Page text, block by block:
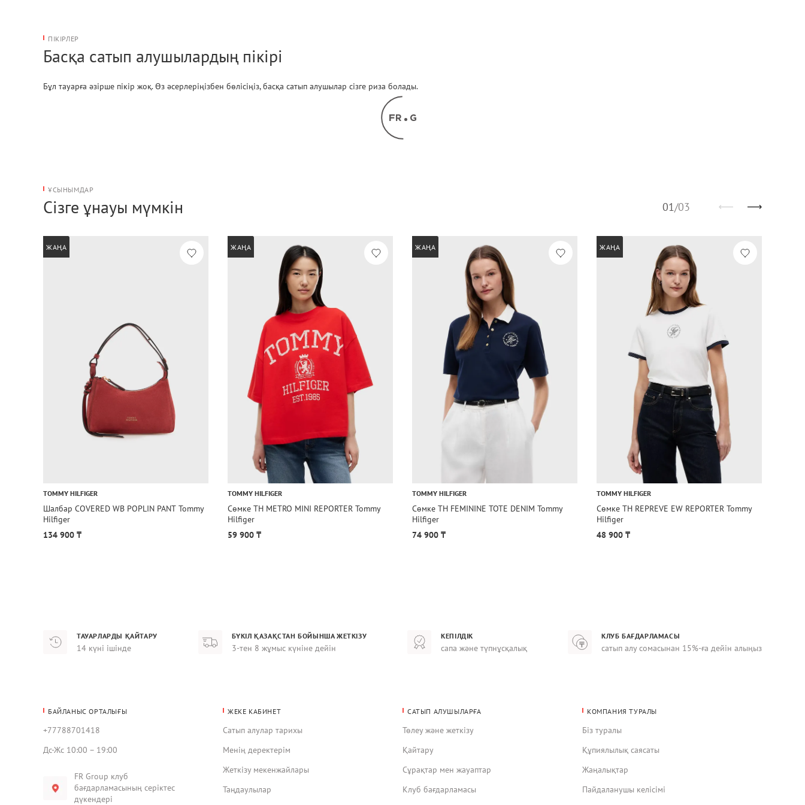
ПІКІРЛЕР
Басқа сатып алушылардың пікірі
Бұл тауарға әзірше пікір жоқ. Өз әсерлеріңізбен бөлісіңіз, басқа сатып алушылар сізге риза болады.
ҰСЫНЫМДАР
Сізге ұнауы мүмкін 01/03
ЖАҢА
TOMMY HILFIGER
Шалбар COVERED WB POPLIN PANT Tommy
Hilfiger
134 900 ₸
ЖАҢА
TOMMY HILFIGER
Сөмке TH METRO MINI REPORTER Tommy
Hilfiger
59 900 ₸
ЖАҢА
TOMMY HILFIGER
Сөмке TH FEMININE TOTE DENIM Tommy
Hilfiger
74 900 ₸
ЖАҢА
TOMMY HILFIGER
Сөмке TH REPREVE EW REPORTER Tommy
Hilfiger
48 900 ₸
ТАУАРЛАРДЫ ҚАЙТАРУ
14 күні ішінде
БҮКІЛ ҚАЗАҚСТАН БОЙЫНША ЖЕТКІЗУ
3-тен 8 жұмыс күніне дейін
КЕПІЛДІК
сапа және түпнұсқалық
КЛУБ БАҒДАРЛАМАСЫ
сатып алу сомасынан 15%-ға дейін алыңыз
БАЙЛАНЫС ОРТАЛЫҒЫ
+77788701418
Дс-Жс 10:00 – 19:00
FR Group клуб
бағдарламасының серіктес
дүкендері
ЖЕКЕ КАБИНЕТ
Сатып алулар тарихы
Менің деректерім
Жеткізу мекенжайлары
Таңдаулылар
САТЫП АЛУШЫЛАРҒА
Төлеу және жеткізу
Қайтару
Сұрақтар мен жауаптар
Клуб бағдарламасы
КОМПАНИЯ ТУРАЛЫ
Біз туралы
Құпиялылық саясаты
Жаңалықтар
Пайдаланушы келісімі